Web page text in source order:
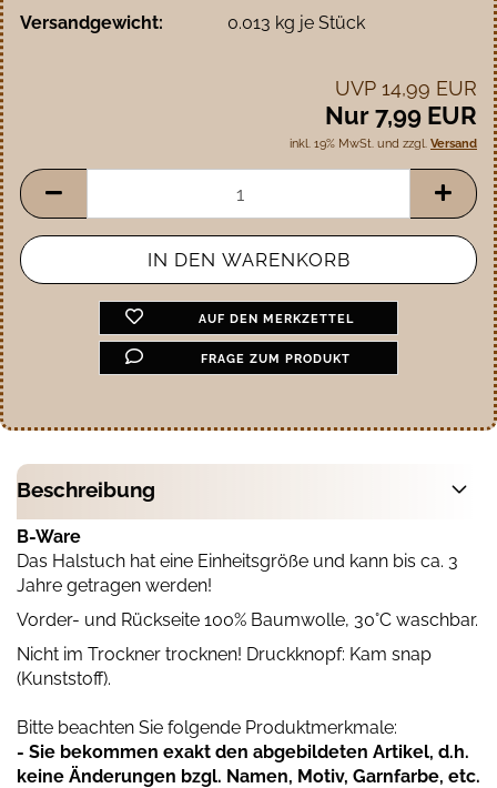
Versandgewicht:
0.013 kg je Stück
UVP 14,99 EUR
Nur 7,99 EUR
inkl. 19% MwSt. und zzgl. Versand
AUF DEN MERKZETTEL
FRAGE ZUM PRODUKT
Beschreibung
B-Ware
Das Halstuch hat eine Einheitsgröße und kann bis ca. 3
Jahre getragen werden!
Vorder- und Rückseite 100% Baumwolle, 30°C waschbar.
Nicht im Trockner trocknen! Druckknopf: Kam snap
(Kunststoff).
Bitte beachten Sie folgende Produktmerkmale:
- Sie bekommen exakt den abgebildeten Artikel, d.h.
keine Änderungen bzgl. Namen, Motiv, Garnfarbe, etc.